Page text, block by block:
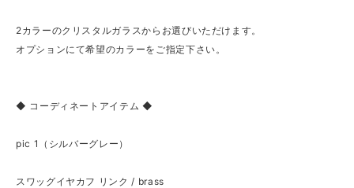
2カラーのクリスタルガラスからお選びいただけます。
オプションにて希望のカラーをご指定下さい。
◆ コーディネートアイテム ◆
pic 1（シルバーグレー）
スワッグイヤカフ リンク / brass